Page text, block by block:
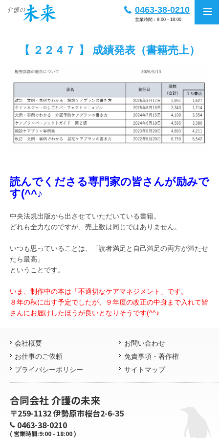
0463-38-0210
営業時間：9:00 - 18:00
【 ２２４７ 】 成績発表（書籍売上）
読んでくださる専門家の皆さんが励みで
す(^^♪
中央法規出版から出させていただいている書籍。
どれも全力なのですが、売上数は同じではありません。
いつも思っていることは、「読者満足と自己満足の両方が満たせ
たら最高」
ということです。
いま、制作中の本は「不適切なケアマネジメント」です。
８年の秋に出す予定でしたが、９年度の改正の中身まで入れて皆
さんにお届けしたほうが良いとなりそうです(^^♪
会社概要
お問い合わせ
お仕事のご依頼
免責事項・著作権
プライバシーポリシー
サイトマップ
合同会社 介護の未来
〒259-1132 伊勢原市桜台2-6-35
0463-38-0210
( 営業時間:9:00 - 18:00 )